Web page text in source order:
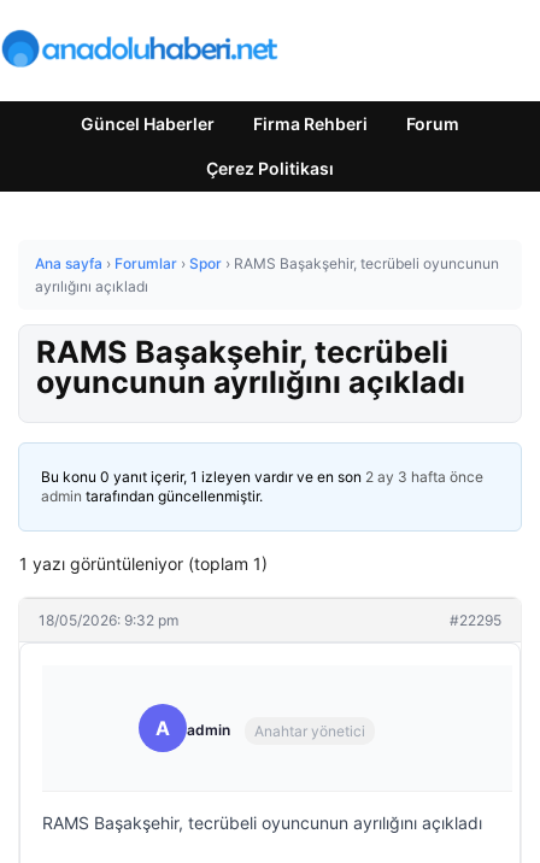
Güncel Haberler Firma Rehberi Forum
Çerez Politikası
Ana sayfa › Forumlar › Spor › RAMS Başakşehir, tecrübeli oyuncunun
ayrılığını açıkladı
RAMS Başakşehir, tecrübeli
oyuncunun ayrılığını açıkladı
Bu konu 0 yanıt içerir, 1 izleyen vardır ve en son 2 ay 3 hafta önce
admin tarafından güncellenmiştir.
1 yazı görüntüleniyor (toplam 1)
18/05/2026: 9:32 pm #22295
A admin Anahtar yönetici
RAMS Başakşehir, tecrübeli oyuncunun ayrılığını açıkladı